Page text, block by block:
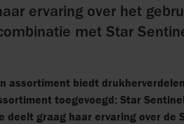
ervaring over het
met Star
assortiment biedt
toegevoegd: Star
deelt graag haar ervaring over de